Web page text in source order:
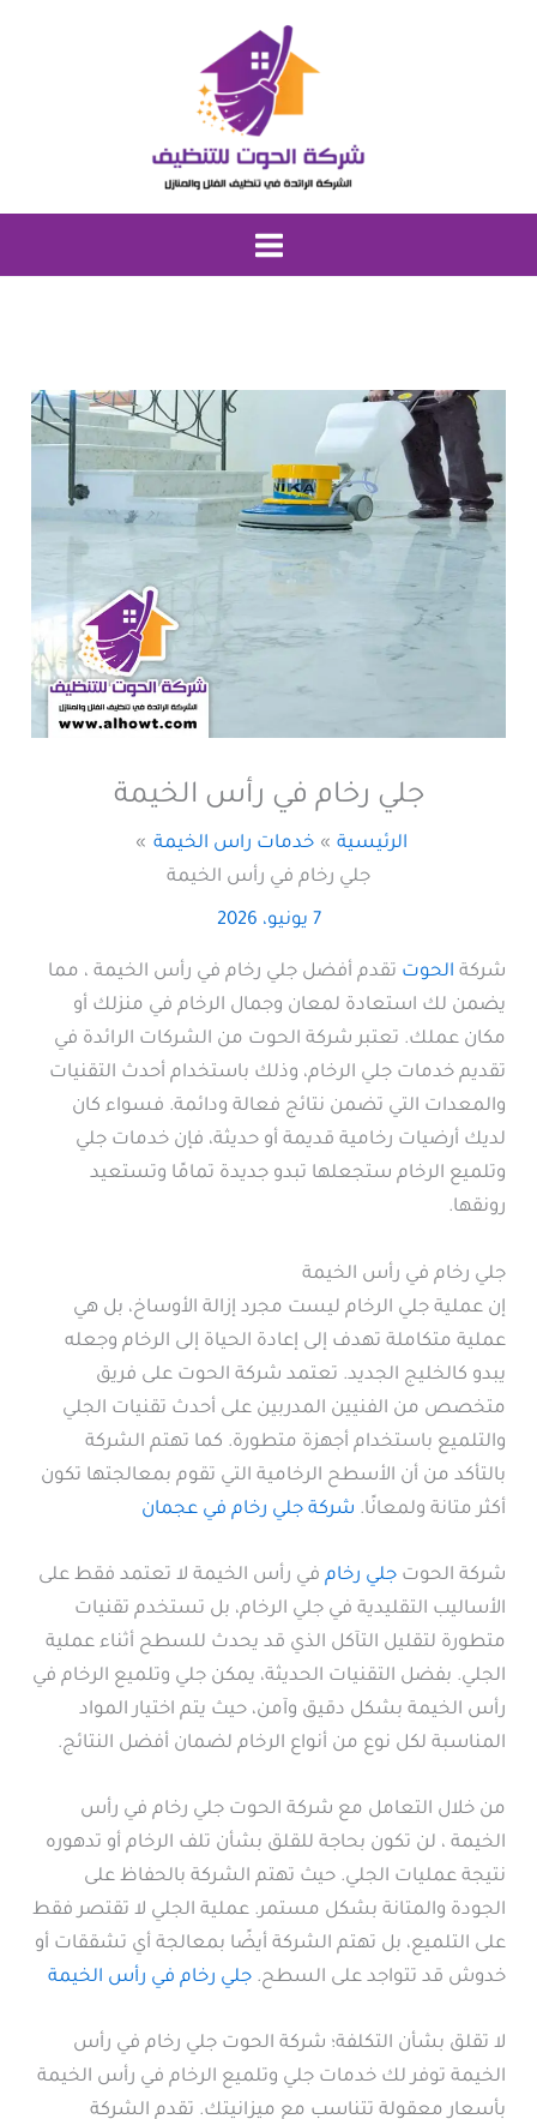
جلي رخام في رأس الخيمة
الرئيسية
خدمات راس الخيمة
جلي رخام في رأس الخيمة
7 يونيو، 2026
شركة الحوت تقدم أفضل جلي رخام في رأس الخيمة ، مما
يضمن لك استعادة لمعان وجمال الرخام في منزلك أو
مكان عملك. تعتبر شركة الحوت من الشركات الرائدة في
تقديم خدمات جلي الرخام، وذلك باستخدام أحدث التقنيات
والمعدات التي تضمن نتائج فعالة ودائمة. فسواء كان
لديك أرضيات رخامية قديمة أو حديثة، فإن خدمات جلي
وتلميع الرخام ستجعلها تبدو جديدة تمامًا وتستعيد
رونقها.
جلي رخام في رأس الخيمة
إن عملية جلي الرخام ليست مجرد إزالة الأوساخ، بل هي
عملية متكاملة تهدف إلى إعادة الحياة إلى الرخام وجعله
يبدو كالخليج الجديد. تعتمد شركة الحوت على فريق
متخصص من الفنيين المدربين على أحدث تقنيات الجلي
والتلميع باستخدام أجهزة متطورة. كما تهتم الشركة
بالتأكد من أن الأسطح الرخامية التي تقوم بمعالجتها تكون
أكثر متانة ولمعانًا. شركة جلي رخام في عجمان
شركة الحوتجلي رخام في رأس الخيمة لا تعتمد فقط على
الأساليب التقليدية في جلي الرخام، بل تستخدم تقنيات
متطورة لتقليل التآكل الذي قد يحدث للسطح أثناء عملية
الجلي. بفضل التقنيات الحديثة، يمكن جلي وتلميع الرخام في
رأس الخيمة بشكل دقيق وآمن، حيث يتم اختيار المواد
المناسبة لكل نوع من أنواع الرخام لضمان أفضل النتائج.
من خلال التعامل مع شركة الحوت جلي رخام في رأس
الخيمة ، لن تكون بحاجة للقلق بشأن تلف الرخام أو تدهوره
نتيجة عمليات الجلي. حيث تهتم الشركة بالحفاظ على
الجودة والمتانة بشكل مستمر. عملية الجلي لا تقتصر فقط
على التلميع، بل تهتم الشركة أيضًا بمعالجة أي تشققات أو
خدوش قد تتواجد على السطح.جلي رخام في رأس الخيمة
لا تقلق بشأن التكلفة؛ شركة الحوت جلي رخام في رأس
الخيمة توفر لك خدمات جلي وتلميع الرخام في رأس الخيمة
بأسعار معقولة تتناسب مع ميزانيتك. تقدم الشركة